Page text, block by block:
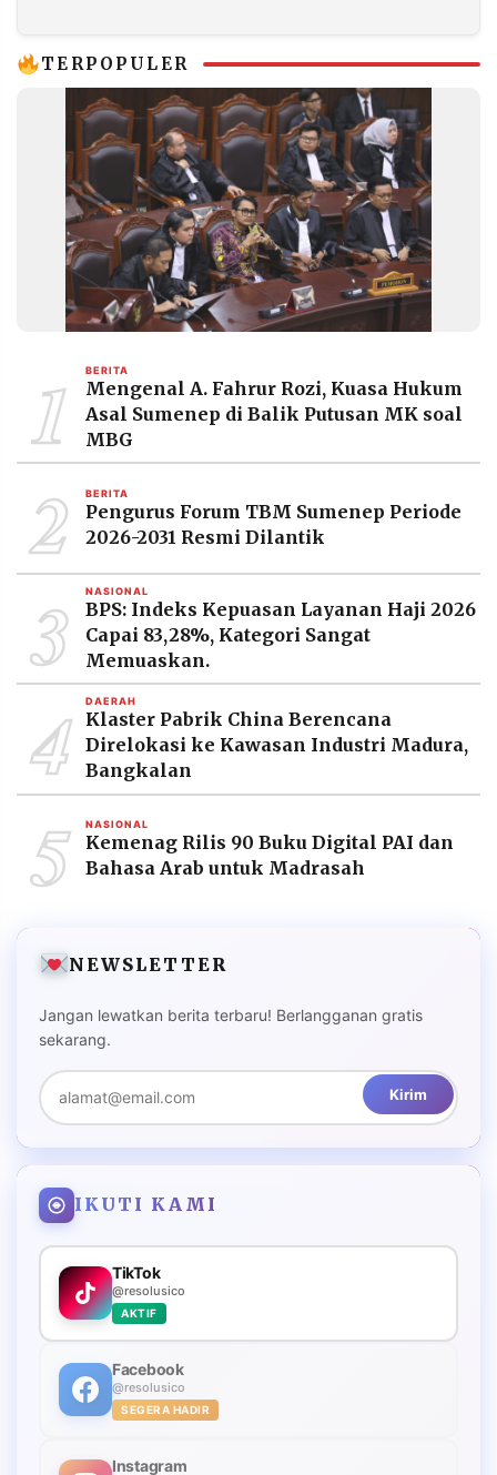
TERPOPULER
1 BERITA
Mengenal A. Fahrur Rozi, Kuasa Hukum
Asal Sumenep di Balik Putusan MK soal
MBG
2 BERITA
Pengurus Forum TBM Sumenep Periode
2026-2031 Resmi Dilantik
3 NASIONAL
BPS: Indeks Kepuasan Layanan Haji 2026
Capai 83,28%, Kategori Sangat
Memuaskan.
4 DAERAH
Klaster Pabrik China Berencana
Direlokasi ke Kawasan Industri Madura,
Bangkalan
5 NASIONAL
Kemenag Rilis 90 Buku Digital PAI dan
Bahasa Arab untuk Madrasah
NEWSLETTER
Jangan lewatkan berita terbaru! Berlangganan gratis
sekarang.
Kirim
IKUTI KAMI
TikTok
@resolusico
AKTIF
Facebook
@resolusico
SEGERA HADIR
Instagram